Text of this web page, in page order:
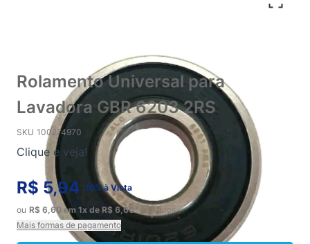
Rolamento Universal para
Lavadora GBR 6203 2RS
SKU 100274970
Clique e veja!
R$ 5,94 10% à Vista
ou R$ 6,60 em 1x de R$ 6,60 sem juros
Mais formas de pagamento